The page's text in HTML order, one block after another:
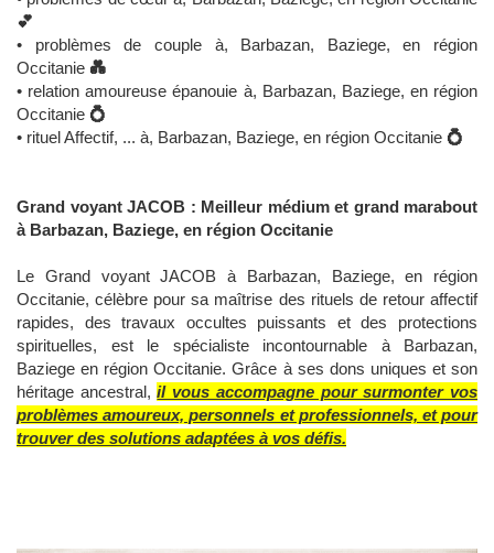
💕
• problèmes de couple à, Barbazan, Baziege, en région
Occitanie 💑
• relation amoureuse épanouie à, Barbazan, Baziege, en région
Occitanie 💍
• rituel Affectif, ... à, Barbazan, Baziege, en région Occitanie 💍
Grand voyant JACOB : Meilleur médium et grand marabout
à Barbazan, Baziege, en région Occitanie
Le Grand voyant JACOB à Barbazan, Baziege, en région
Occitanie, célèbre pour sa maîtrise des rituels de retour affectif
rapides, des travaux occultes puissants et des protections
spirituelles, est le spécialiste incontournable à Barbazan,
Baziege en région Occitanie. Grâce à ses dons uniques et son
héritage ancestral,il vous accompagne pour surmonter vos
problèmes amoureux, personnels et professionnels, et pour
trouver des solutions adaptées à vos défis.